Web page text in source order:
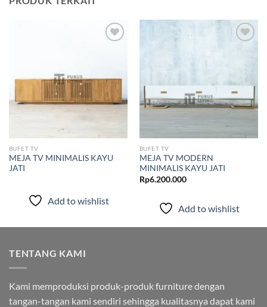
wishlist
BUFET TV
MEJA TV MINIMALIS KAYU
JATI
Add to wishlist
BUFET TV
MEJA TV MODERN
MINIMALIS KAYU JATI
Rp6.200.000
Add to wishlist
TENTANG KAMI
Kami memproduksi produk-produk furniture dengan
tangan-tangan kami sendiri sehingga kualitasnya dapat kami